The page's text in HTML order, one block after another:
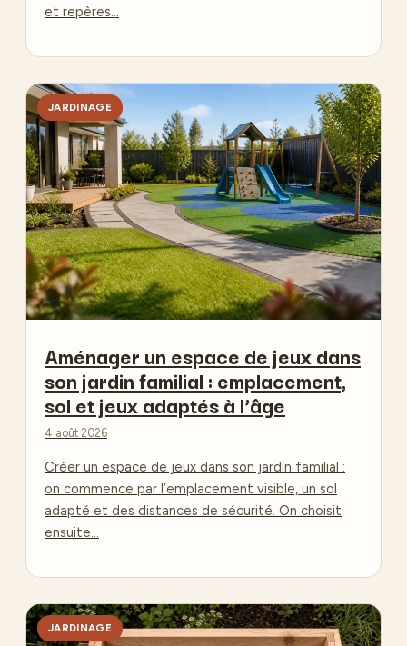
et repères…
JARDINAGE
Aménager un espace de jeux dans
son jardin familial : emplacement,
sol et jeux adaptés à l’âge
4 août 2026
Créer un espace de jeux dans son jardin familial :
on commence par l’emplacement visible, un sol
adapté et des distances de sécurité. On choisit
ensuite…
JARDINAGE